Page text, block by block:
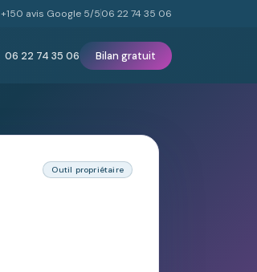
+150 avis Google 5/506 22 74 35 06
06 22 74 35 06 Bilan gratuit
Outil propriétaire